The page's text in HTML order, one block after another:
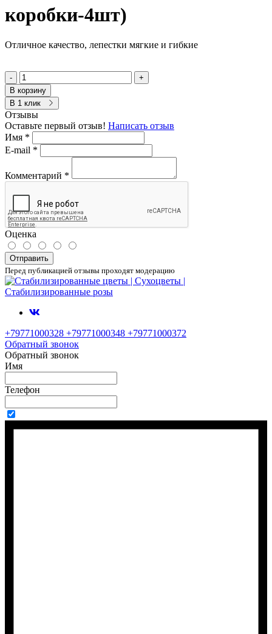
коробки-4шт)
Отличное качество, лепестки мягкие и гибкие
-
+
В корзину
В 1 клик
Отзывы
Оставьте первый отзыв! Написать отзыв
Имя *
E-mail *
Комментарий *
Оценка
Отправить
Перед публикацией отзывы проходят модерацию
+79771000328 +79771000348 +79771000372
Обратный звонок
Обратный звонок
Имя
Телефон